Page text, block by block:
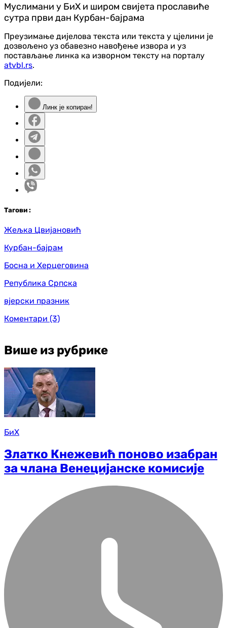
Муслимани у БиХ и широм свијета прославиће
сутра први дан Курбан-бајрама
Преузимање дијелова текста или текста у цјелини је
дозвољено уз обавезно навођење извора и уз
постављање линка ка изворном тексту на порталу
atvbl.rs.
Подијели:
Линк је копиран!
Тагови :
Жељка Цвијановић
Курбан-бајрам
Босна и Херцеговина
Република Српска
вјерски празник
Коментари (3)
Више из рубрике
БиХ
Златко Кнежевић поново изабран
за члана Венецијанске комисије